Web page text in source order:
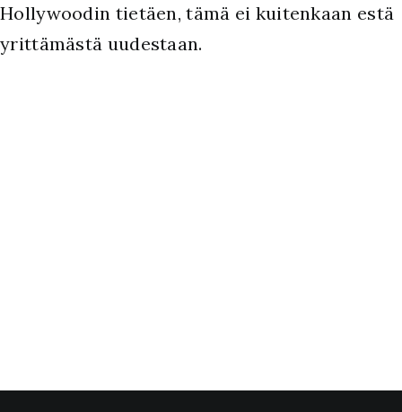
Hollywoodin tietäen, tämä ei kuitenkaan estä
yrittämästä uudestaan.